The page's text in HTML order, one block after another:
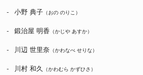
小野 典子（おの のりこ）
鍛治屋 明香 （かじや あすか）
川辺 世里奈（かわなべ せりな）
川村 和久 （かわむら かずひさ）